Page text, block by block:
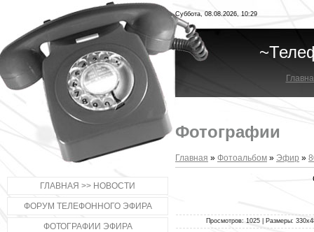
ГЛАВНАЯ >> НОВОСТИ
ФОРУМ ТЕЛЕФОННОГО ЭФИРА
ФОТОГРАФИИ ЭФИРА
Суббота, 08.08.2026, 10:29
Фотографии
Главная » Фотоальбом » Эфир »
Просмотров: 1025 | Размеры: